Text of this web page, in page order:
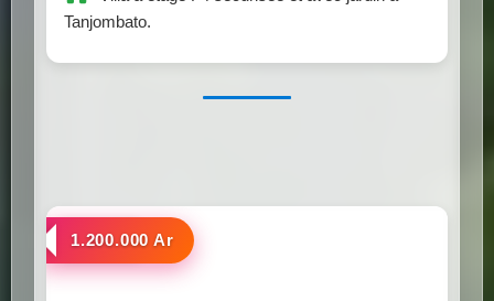
Tanjombato.
a louer
1.200.000 Ar